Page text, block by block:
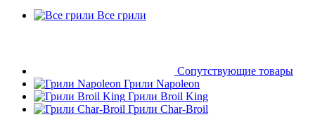
Все грили
Сопутствующие товары
Грили Napoleon
Грили Broil King
Грили Char-Broil